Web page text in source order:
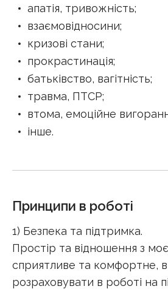
апатія, тривожність;
взаємовідносини;
кризові стани;
прокрастинація;
батьківство, вагітність;
травма, ПТСР;
втома, емоційне
інше.
Принципи в роботі
1) Безпека та підтримка.
Простір та відношення з
сприятливе та комфортне,
розраховувати в роботі на